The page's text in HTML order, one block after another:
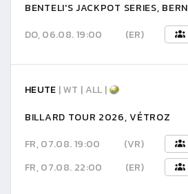
BENTELI'S JACKPOT SERIES, BERN
DO, 06.08. 19:00
(ER)
HEUTE | WT | ALL |
BILLARD TOUR 2026, VÉTROZ
FR, 07.08. 19:00
(VR)
FR, 07.08. 22:00
(ER)